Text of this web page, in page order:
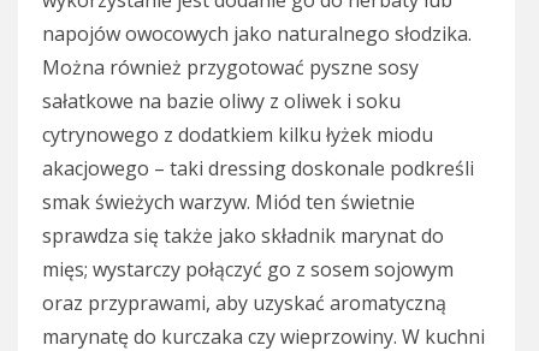
napojów owocowych jako naturalnego słodzika.
Można również przygotować pyszne sosy
sałatkowe na bazie oliwy z oliwek i soku
cytrynowego z dodatkiem kilku łyżek miodu
akacjowego – taki dressing doskonale podkreśli
smak świeżych warzyw. Miód ten świetnie
sprawdza się także jako składnik marynat do
mięs; wystarczy połączyć go z sosem sojowym
oraz przyprawami, aby uzyskać aromatyczną
marynatę do kurczaka czy wieprzowiny. W kuchni